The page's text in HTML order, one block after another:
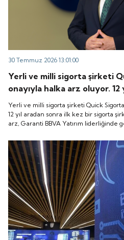
30 Temmuz 2026 13:01:00
Yerli ve milli sigorta şirketi
onayıyla halka arz oluyor.
bir sigorta şirketi halka
Garanti BBVA Yatırım
29-30-31 Temmuz 2026
ile Quick Sigorta işlem
Yerli ve milli sigorta şirketi Quick
12 yıl aradan sonra ilk kez bir sigorta
arz, Garanti BBVA Yatırım liderliğinde
“Gong Töreni” ile Quick Sigorta işlem